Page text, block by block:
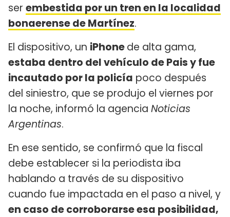
ser embestida por un tren en la localidad
bonaerense de Martínez.
El dispositivo, un iPhonede alta gama,
estaba dentro del vehículo de Pais y fue
incautado por la policía poco después
del siniestro, que se produjo el viernes por
la noche, informó la agencia Noticias
Argentinas.
En ese sentido, se confirmó que la fiscal
debe establecer si la periodista iba
hablando a través de su dispositivo
cuando fue impactada en el paso a nivel, y
en caso de corroborarse esa posibilidad,